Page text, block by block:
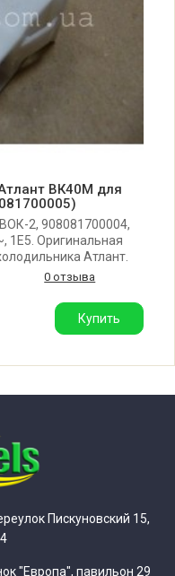
50)
30)
ВК40М для
2, 908081700004,
1E5. Оригинальная
Атлант.
Беларусь)
0 отзыва
Купить
Пискуновский 15,
"Европа", павильон 29